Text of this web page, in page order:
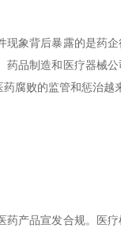
象背后暴露的是药
品制造和医疗器械
腐败的监管和惩治越
产品宣发合规。医